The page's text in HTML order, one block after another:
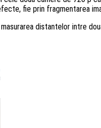
fie prin fragmentarea
distantelor intre